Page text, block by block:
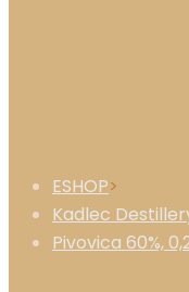
ESHOP>
Kadlec
Pivovica 60%,